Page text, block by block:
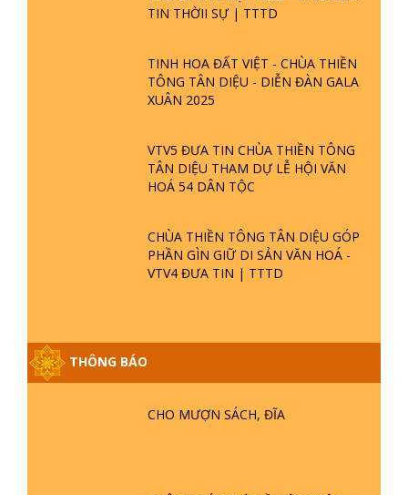
TIN THỜII SỰ | TTTD
TINH HOA ĐẤT VIỆT - CHÙA THIỀN
TÔNG TÂN DIỆU - DIỄN ĐÀN GALA
XUÂN 2025
VTV5 ĐƯA TIN CHÙA THIỀN TÔNG
TÂN DIỆU THAM DỰ LỄ HỘI VĂN
HOÁ 54 DÂN TỘC
CHÙA THIỀN TÔNG TÂN DIỆU GÓP
PHẦN GÌN GIỮ DI SẢN VĂN HOÁ -
VTV4 ĐƯA TIN | TTTD
THÔNG BÁO
CHO MƯỢN SÁCH, ĐĨA
HOA LÀ HỘI GÌ? TỬ VÌ ĐẠO